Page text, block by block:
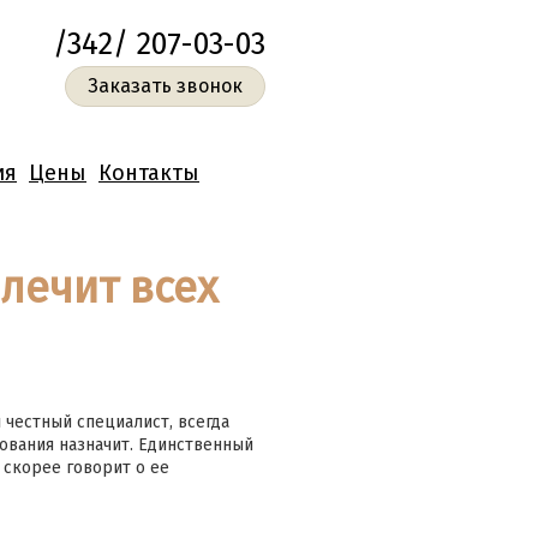
/342/ 207-03-03
Заказать звонок
Цены Контакты
всех
специалист, всегда
назначит. Единственный
говорит о ее